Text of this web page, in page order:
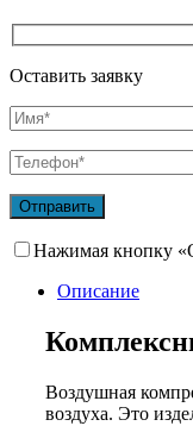
Оставить заявку
Нажимая кнопку
Описание
Воздушная
воздуха. Это